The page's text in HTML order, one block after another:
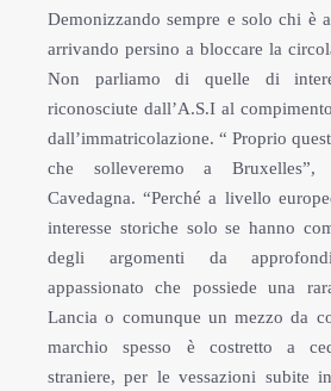
Demonizzando sempre e solo chi è
arrivando persino a bloccare la
Non parliamo di quelle di
riconosciute dall’A.S.I al
dall’immatricolazione. “ Proprio
che solleveremo a
Cavedagna. “Perché a livello
interesse storiche solo se hanno
degli argomenti da
appassionato che possiede una
Lancia o comunque un mezzo da
marchio spesso è costretto a
straniere, per le vessazioni subite